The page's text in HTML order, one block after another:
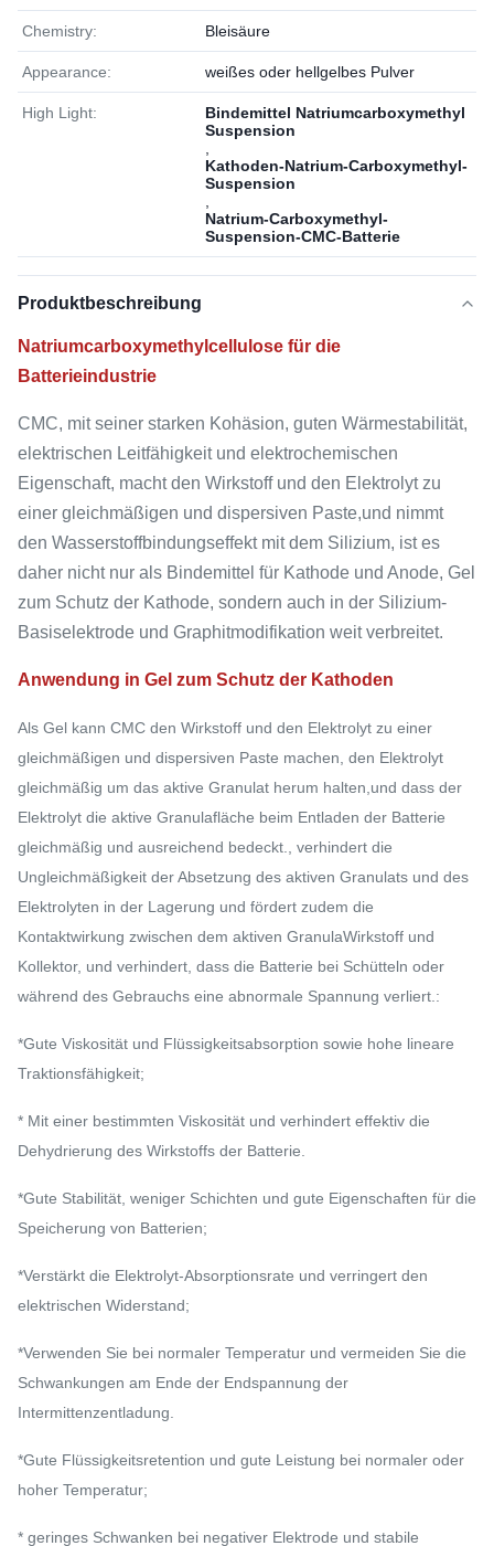
Chemistry: Bleisäure
Appearance: weißes oder hellgelbes Pulver
High Light:
Bindemittel Natriumcarboxymethyl
Suspension
Kathoden-Natrium-Carboxymethyl-
Suspension
Natrium-Carboxymethyl-
Suspension-CMC-Batterie
Produktbeschreibung
Natriumcarboxymethylcellulose für die
Batterieindustrie
CMC, mit seiner starken Kohäsion, guten Wärmestabilität,
elektrischen Leitfähigkeit und elektrochemischen
Eigenschaft, macht den Wirkstoff und den Elektrolyt zu
einer gleichmäßigen und dispersiven Paste,und nimmt
den Wasserstoffbindungseffekt mit dem Silizium, ist es
daher nicht nur als Bindemittel für Kathode und Anode, Gel
zum Schutz der Kathode, sondern auch in der Silizium-
Basiselektrode und Graphitmodifikation weit verbreitet.
Anwendung in Gel zum Schutz der Kathoden
Als Gel kann CMC den Wirkstoff und den Elektrolyt zu einer
gleichmäßigen und dispersiven Paste machen, den Elektrolyt
gleichmäßig um das aktive Granulat herum halten,und dass der
Elektrolyt die aktive Granulafläche beim Entladen der Batterie
gleichmäßig und ausreichend bedeckt., verhindert die
Ungleichmäßigkeit der Absetzung des aktiven Granulats und des
Elektrolyten in der Lagerung und fördert zudem die
Kontaktwirkung zwischen dem aktiven GranulaWirkstoff und
Kollektor, und verhindert, dass die Batterie bei Schütteln oder
während des Gebrauchs eine abnormale Spannung verliert.:
*Gute Viskosität und Flüssigkeitsabsorption sowie hohe lineare
Traktionsfähigkeit;
* Mit einer bestimmten Viskosität und verhindert effektiv die
Dehydrierung des Wirkstoffs der Batterie.
*Gute Stabilität, weniger Schichten und gute Eigenschaften für die
Speicherung von Batterien;
*Verstärkt die Elektrolyt-Absorptionsrate und verringert den
elektrischen Widerstand;
*Verwenden Sie bei normaler Temperatur und vermeiden Sie die
Schwankungen am Ende der Endspannung der
Intermittenzentladung.
*Gute Flüssigkeitsretention und gute Leistung bei normaler oder
hoher Temperatur;
* geringes Schwanken bei negativer Elektrode und stabile